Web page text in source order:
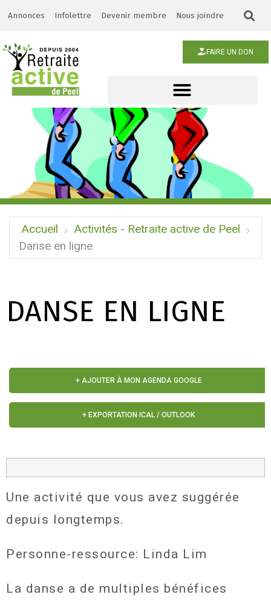
Annonces Infolettre Devenir membre Nous joindre
FAIRE UN DON
Accueil
Activités - Retraite active de Peel
Danse en ligne
DANSE EN LIGNE
+ AJOUTER À MON AGENDA GOOGLE
+ EXPORTATION ICAL / OUTLOOK
Une activité que vous avez suggérée
depuis longtemps.
Personne-ressource: Linda Lim
La danse a de multiples bénéfices